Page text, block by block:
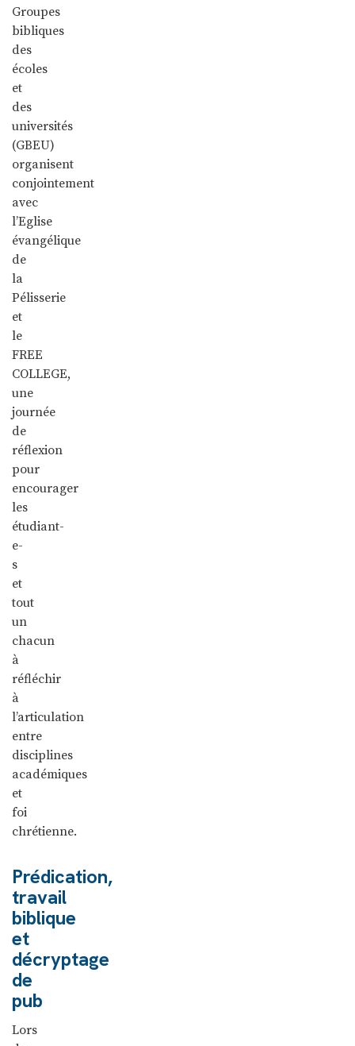
Groupes
bibliques
des
écoles
et
des
universités
(GBEU)
organisent
conjointement
avec
l’Eglise
évangélique
de
la
Pélisserie
et
le
FREE
COLLEGE,
une
journée
de
réflexion
pour
encourager
les
étudiant-
e-
s
et
tout
un
chacun
à
réfléchir
à
l’articulation
entre
disciplines
académiques
et
foi
chrétienne.
Prédication,
travail
biblique
et
décryptage
de
pub
Lors